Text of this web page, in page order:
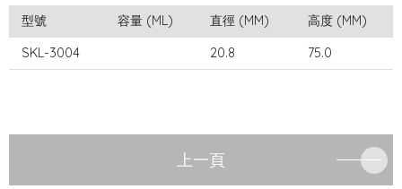
型號 容量 (ML) 直徑 (MM)
高度 (MM)
SKL-3004
20.8 75.0
上一頁